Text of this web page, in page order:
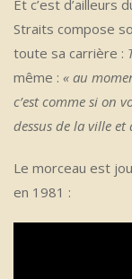
Et c’est d’ailleurs
Straits compose
toute sa carrière :
même : « au
c’est comme si on
dessus de la ville
Le morceau est
en 1981 :